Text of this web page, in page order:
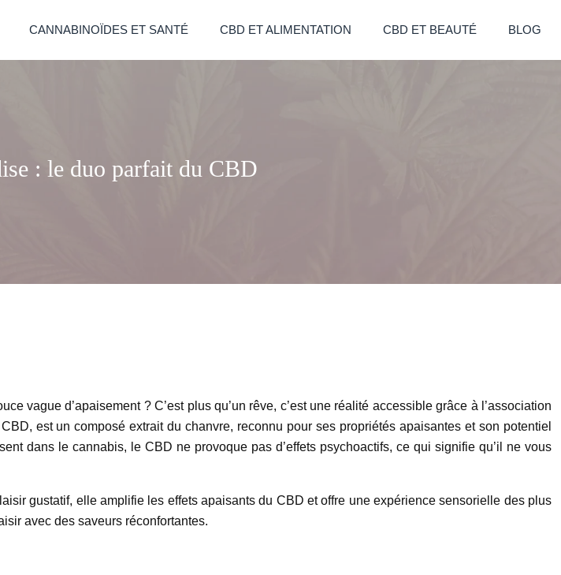
CANNABINOÏDES ET SANTÉ CBD ET ALIMENTATION CBD ET BEAUTÉ BLOG
: le duo parfait du CBD
vague d’apaisement ? C’est plus qu’un rêve, c’est une réalité accessible grâce à l’association
est un composé extrait du chanvre, reconnu pour ses propriétés apaisantes et son potentiel
dans le cannabis, le CBD ne provoque pas d’effets psychoactifs, ce qui signifie qu’il ne vous
gustatif, elle amplifie les effets apaisants du CBD et offre une expérience sensorielle des plus
avec des saveurs réconfortantes.